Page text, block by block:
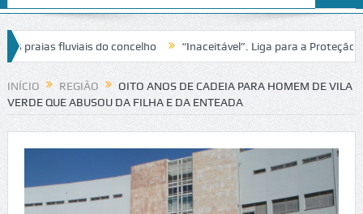
fluviais do concelho “Inaceitável”. Liga para a Proteção da
INÍCIO REGIÃO
OITO ANOS DE CADEIA PARA HOMEM DE VILA
VERDE QUE ABUSOU DA FILHA E DA ENTEADA